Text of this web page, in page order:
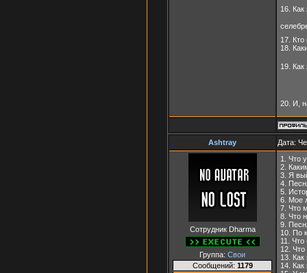
16.
17.
18.
19.
20. И,
Ashtray Дата:
Сотрудник Dharma
Группа: Свои
Сообщений: 1179
1. Что
2.
3. Я
4.
5.
6. Мое
7. Что
8. Что
9.
10. По
11. Что
12.
13.
14.